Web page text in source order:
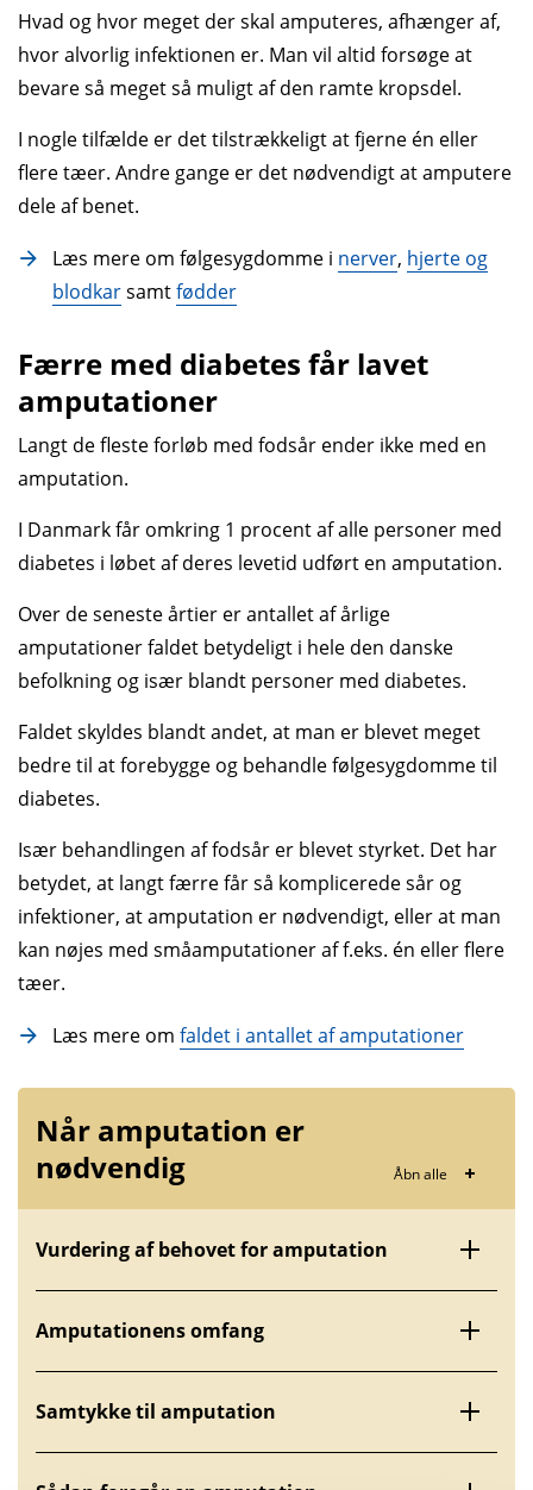
Hvad og hvor meget der skal amputeres, afhænger af,
hvor alvorlig infek­tionen er. Man vil altid forsøge at
bevare så meget så muligt af den ramte krops­del.
I nogle tilfælde er det tilstrække­ligt at fjerne én eller
flere tæer. Andre gange er det nødvendigt at amputere
dele af benet.
Læs mere om følgesygdomme i nerver, hjerte og
blodkarsamtfødder
Færre med diabetes får lavet
amputationer
Langt de fleste forløb med fodsår ender ikke med en
amputation.
I Danmark får omkring 1 procent af alle personer med
diabetes i løbet af deres levetid udført en amputation.
Over de seneste årtier er antallet af årlige
amputationer faldet betydeligt i hele den danske
befolkning og især blandt personer med diabetes.
Faldet skyldes blandt andet, at man er blevet meget
bedre til at forebygge og behandle følgesygdomme til
diabetes.
Især behandlingen af fodsår er blevet styrket. Det har
betydet, at langt færre får så komplicerede sår og
infektioner, at amputation er nødvendigt, eller at man
kan nøjes med småamputationer af f.eks. én eller flere
tæer.
Læs mere om faldet i antallet af amputationer
Når amputation er
nødvendig
Åbn alle
Vurdering af behovet for amputation
Amputationens omfang
Samtykke til amputation